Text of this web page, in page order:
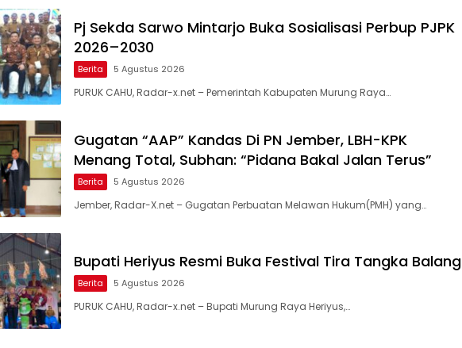
Pj Sekda Sarwo Mintarjo Buka Sosialisasi Perbup PJPK
2026–2030
Berita 5 Agustus 2026
PURUK CAHU, Radar-x.net – Pemerintah Kabupaten Murung Raya…
Gugatan “AAP” Kandas Di PN Jember, LBH-KPK
Menang Total, Subhan: “Pidana Bakal Jalan Terus”
Berita 5 Agustus 2026
Jember, Radar-X.net – Gugatan Perbuatan Melawan Hukum(PMH) yang…
Bupati Heriyus Resmi Buka Festival Tira Tangka Balang
Berita 5 Agustus 2026
PURUK CAHU, Radar-x.net – Bupati Murung Raya Heriyus,…